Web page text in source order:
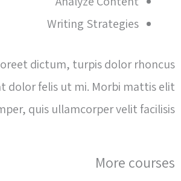
Writing Strategies
dictum, turpis dolor rhoncus
dolor felis ut mi. Morbi mattis elit
quis ullamcorper velit facilisis.
More courses